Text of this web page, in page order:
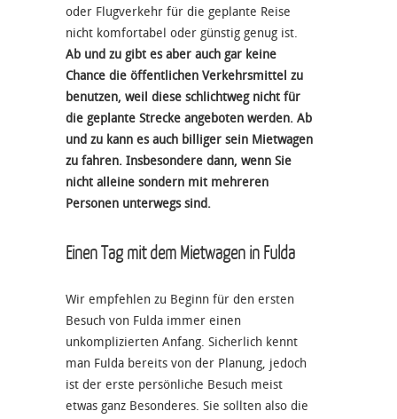
oder Flugverkehr für die geplante Reise
nicht komfortabel oder günstig genug ist.
Ab und zu gibt es aber auch gar keine
Chance die öffentlichen Verkehrsmittel zu
benutzen, weil diese schlichtweg nicht für
die geplante Strecke angeboten werden. Ab
und zu kann es auch billiger sein Mietwagen
zu fahren. Insbesondere dann, wenn Sie
nicht alleine sondern mit mehreren
Personen unterwegs sind.
Einen Tag mit dem Mietwagen in Fulda
Wir empfehlen zu Beginn für den ersten
Besuch von Fulda immer einen
unkomplizierten Anfang. Sicherlich kennt
man Fulda bereits von der Planung, jedoch
ist der erste persönliche Besuch meist
etwas ganz Besonderes. Sie sollten also die